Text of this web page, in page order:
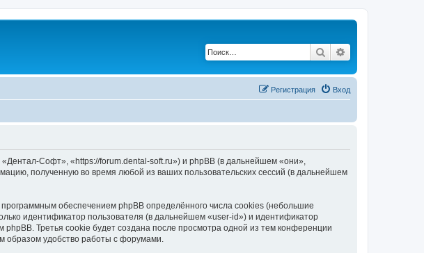
Поиск
Вход
Регистрация
Софт», «https://forum.dental-soft.ru») и phpBB (в дальнейшем «они»,
полученную во время любой из ваших пользовательских сессий (в дальнейшем
обеспечением phpBB определённого числа cookies (небольшие
идентификатор пользователя (в дальнейшем «user-id») и идентификатор
Третья cookie будет создана после просмотра одной из тем конференции
образом удобство работы с форумами.